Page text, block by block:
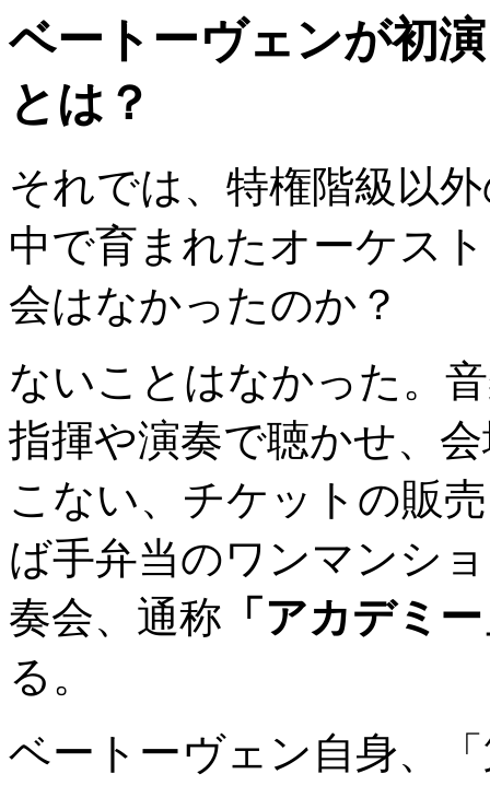
ベートーヴェンが初
とは？
それでは、特権階級以
中で育まれたオーケス
会はなかったのか？
ないことはなかった。
指揮や演奏で聴かせ、
こない、チケットの販
ば手弁当のワンマンシ
奏会、通称 「アカデミ
る。
ベートーヴェン自身、